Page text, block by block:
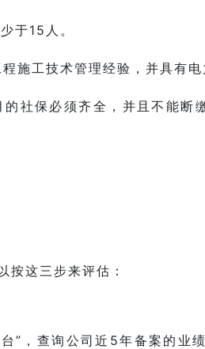
于15人。
施工技术管理经验，并具有电
社保必须齐全，并且不能断
按这三步来评估：
”，查询公司近5年备案的业